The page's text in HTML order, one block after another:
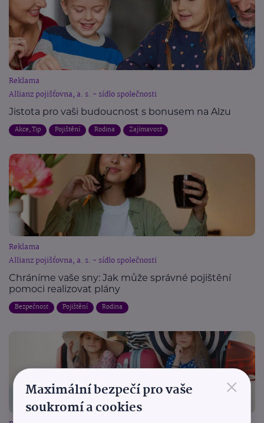
Reklama
Allianz pojišťovna, a. s. - sídlo společnosti
Jistota pro vaši budoucnost s bonusem na Alzu
Akce, Tip Pojištění Rodina Zajímavost
Reklama
Allianz pojišťovna, a. s. - sídlo společnosti
Chráníme vaše sny: Jak může správné pojištění
pomoci realizovat plány
Bezpečnost Pojištění Rodina
×
Maximální bezpečí pro vaše
soukromí a cookies